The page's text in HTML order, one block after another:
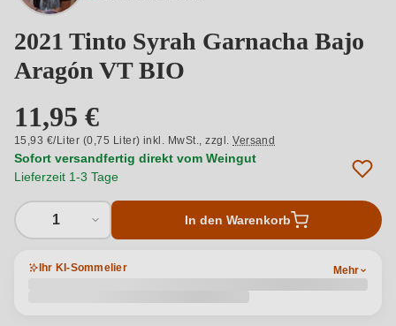
2021 Tinto Syrah Garnacha Bajo
Aragón VT BIO
11,95 €
15,93 €/Liter (0,75 Liter) inkl. MwSt.,zzgl.Versand
Sofort versandfertig direkt vom Weingut
Lieferzeit 1-3 Tage
1 In den Warenkorb
Ihr KI-Sommelier Mehr